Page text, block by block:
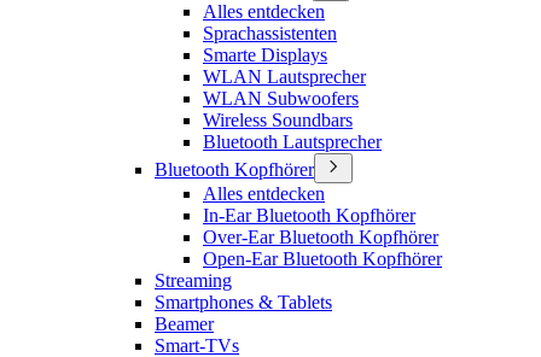
Alles entdecken
Sprachassistenten
Smarte Displays
WLAN Lautsprecher
WLAN Subwoofers
Wireless Soundbars
Bluetooth Lautsprecher
Bluetooth Kopfhörer
Alles entdecken
In-Ear Bluetooth Kopfhörer
Over-Ear Bluetooth Kopfhörer
Open-Ear Bluetooth Kopfhörer
Streaming
Smartphones & Tablets
Beamer
Smart-TVs